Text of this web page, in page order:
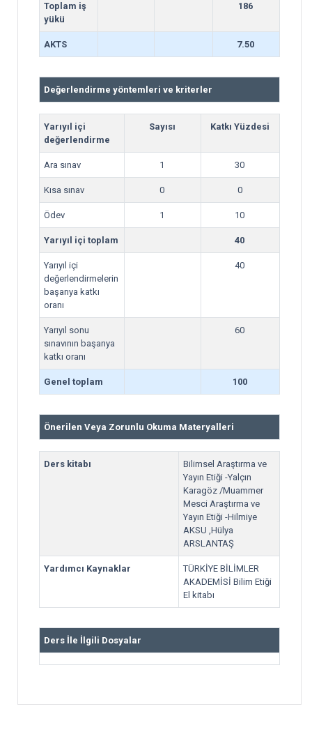
Toplam iş
yükü
186
AKTS 7.50
Değerlendirme yöntemleri ve kriterler
Yarıyıl içi
değerlendirme
Sayısı Katkı Yüzdesi
Ara sınav 1 30
Kısa sınav 0 0
Ödev 1 10
Yarıyıl içi toplam 40
Yarıyıl içi
değerlendirmelerin
başarıya katkı
oranı
40
Yarıyıl sonu
sınavının başarıya
katkı oranı
60
Genel toplam 100
Önerilen Veya Zorunlu Okuma Materyalleri
Ders kitabı
Bilimsel Araştırma ve
Yayın Etiği -Yalçın
Karagöz /Muammer
Mesci Araştırma ve
Yayın Etiği -Hilmiye
AKSU ,Hülya
ARSLANTAŞ
Yardımcı Kaynaklar
TÜRKİYE BİLİMLER
AKADEMİSİ Bilim Etiği
El kitabı
Ders İle İlgili Dosyalar